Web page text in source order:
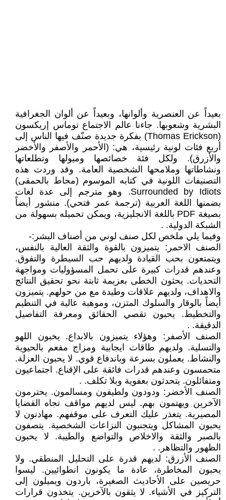
بعيداً عن العنصرية وألوانها، وبعيداً عن ألوان الجغرافية
البشرية وشعوبها. جاءنا عالم الاجتماع توماس إريكسون
(Thomas Erickson) بفكرة جديدة صنّف فيها الناس إلى
أربع فئات لونية رئيسية، هي: (الأحمر والأصفر والأخضر
والأزرق). ولكل فئة خصائصها وميولها وتطلعاتها
ونشاطاتها وملامحها الشخصية العامة. وقد وردت هذه
التصنيفات اللونية في كتابه الموسوم (محاط بالحمقى)
Surrounded by Idiots. وهو مترجم إلى عدة لغات
بضمنها اللغة العربية (ترجمة عمر فتحي). منشور أيضاً
بصيغة PDF باللغة الانجليزية، ويمكن تحميله بسهولة من
الشبكة الدولية. .
وفيما يلي ملخص لكل صنف لوني من أصناف البشر:-
الصنف الاحمر: يتميزون بالقوة والثقة العالية بالنفس،
ويتمتعون بحب القيادة ولديهم حب السيطرة والتفوق.
وعندهم قدرات كبيرة على تحمل المسؤوليات ومواجهة
التحديات. يحثون الخطى بعزيمة ثابتة نحو تحقيق النتائج
والاهداف، ولديهم علاقات وطيدة مع من حولهم. يتميزون
أيضاً بالوقار والسلوك المتزن، وموهبة عالية في التنظيم
والتخطيط. يحبون تقصي الحقائق ومعرفة التفاصيل
الدقيقة. .
الصنف الأصفر: وهؤلاء يتميزون بالابداع. يخبون اللهو
والتسلية. ولديهم طاقات ايجابية ومزاج مفعم بالحيوية
والنشاط. يعملون بسرعة وباندفاع قوي. لا يحبون العزلة.
متحمسون وعندهم قدرات فائقة على الإقناع. اجتماعيون
ومتفائلون. يتحدثون بعفوية وبلا تكلف. .
الصنف الأخضر: ودودون ولطيفون ومسالمون. يحترمون
الآخرين ويهتمون بهم. ليس لديهم مواقف تجاه القضايا
المصيرية. يتعذر عليك التعرف على موقفهم. مهادنون لا
يحبون المشاكل ويتجنبون النزاعات الشخصية. يتصفون
بالصبر والثقة والاخلاص والتواضع والطيبة. لا يحبون
الظهور والتظاهر. .
الصنف الأزرق: لديهم قدرة على التحليل المنطقي. ولا
يحبون المخاطرة، عادة ما يكونون انطوائيين. ليسوا
حريصين على الأحاديث الصغيرة، باردون ويميلون إلى
التركيز في الأشياء. لا يثقون بالآخرين. يتخذون قرارات